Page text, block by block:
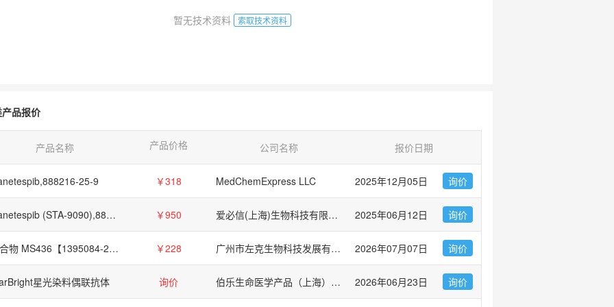
暂无技术资料 索取技术资料
品报价
产品名称 产品价格 公司名称 报价日期
25-9 ￥318 MedChemExpress LLC 2025年12月05日 询价
Ganetespib (STA-9090),888216-25-9 ￥950 爱必信(上海)生物科技有限公司 2025年06月12日 询价
化合物 MS436【1395084-25-9】 ￥228 广州市左克生物科技发展有限公司 2026年07月07日 询价
星光染料偶联抗体 询价 伯乐生命医学产品（上海）有限公司 Bio-Rad Laboratories 2026年06月23日 询价